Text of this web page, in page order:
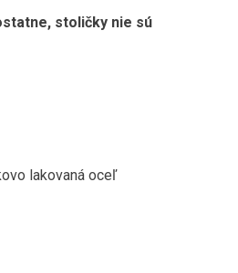
stoličky nie sú
lakovaná oceľ